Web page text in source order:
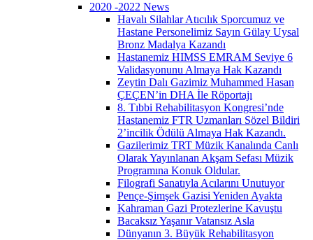
2020 -2022 News
Havalı Silahlar Atıcılık Sporcumuz ve
Hastane Personelimiz Sayın Gülay Uysal
Bronz Madalya Kazandı
Hastanemiz HIMSS EMRAM Seviye 6
Validasyonunu Almaya Hak Kazandı
Zeytin Dalı Gazimiz Muhammed Hasan
ÇEÇEN’in DHA İle Röportajı
8. Tıbbi Rehabilitasyon Kongresi’nde
Hastanemiz FTR Uzmanları Sözel Bildiri
2’incilik Ödülü Almaya Hak Kazandı.
Gazilerimiz TRT Müzik Kanalında Canlı
Olarak Yayınlanan Akşam Sefası Müzik
Programına Konuk Oldular.
Filografi Sanatıyla Acılarını Unutuyor
Pençe-Şimşek Gazisi Yeniden Ayakta
Kahraman Gazi Protezlerine Kavuştu
Bacaksız Yaşanır Vatansız Asla
Dünyanın 3. Büyük Rehabilitasyon